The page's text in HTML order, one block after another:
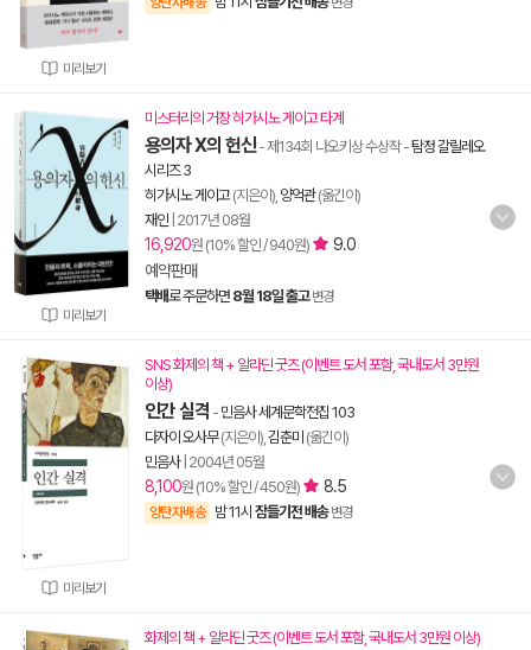
미리보기
미리보기
미스터리의 거장 히가시노 게이고 타계
용의자 X의 헌신- 제134회 나오키상 수상작-탐정 갈릴레오
시리즈 3
히가시노 게이고(지은이), 양억관(옮긴이)
재인 2017년 08월
16,920원 (10% 할인 / 940원)
9.0
예약판매
택배로 주문하면 8월 18일 출고 변경
미리보기
SNS 화제의 책 + 알라딘 굿즈 (이벤트 도서 포함, 국내도서 3만원
이상)
인간 실격 - 민음사 세계문학전집 103
다자이 오사무(지은이), 김춘미 (옮긴이)
민음사| 2004년 05월
8,100원 (10% 할인 / 450원) 8.5
양탄자배송 밤 11시 잠들기전 배송 변경
화제의 책 + 알라딘 굿즈 (이벤트 도서 포함, 국내도서 3만원 이상)